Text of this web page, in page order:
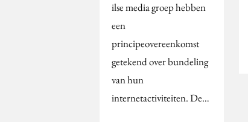
ilse media groep hebben
een
principeovereenkomst
getekend over bundeling
van hun
internetactiviteiten. De…